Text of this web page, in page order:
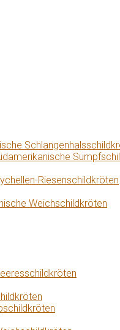
Riesenschildkröten
Weichschildkröten